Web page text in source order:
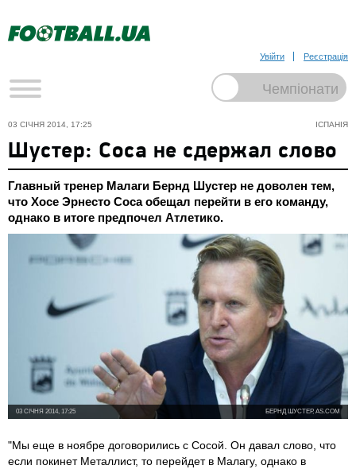
Увійти Реєстрація
ІСПАНІЯ
03 СІЧНЯ 2014, 17:25
Шустер: Соса не сдержал слово
Главный тренер Малаги Бернд Шустер не доволен тем,
что Хосе Эрнесто Соса обещал перейти в его команду,
однако в итоге предпочел Атлетико.
БЕРНД ШУСТЕР, AS.COM
03 СІЧНЯ 2014, 17:25
"Мы еще в ноябре договорились с Сосой. Он давал слово, что
если покинет Металлист, то перейдет в Малагу, однако в